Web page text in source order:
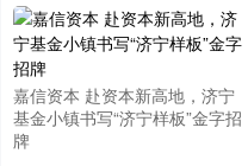
嘉信资本 赴资本新高地，济宁
基金小镇书写“济宁样板”金字招
牌